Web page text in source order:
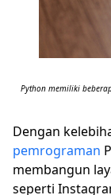
Python memiliki
Dengan
pemrograman
membangun
seperti